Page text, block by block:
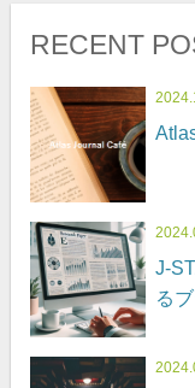
RECENT
J-
る